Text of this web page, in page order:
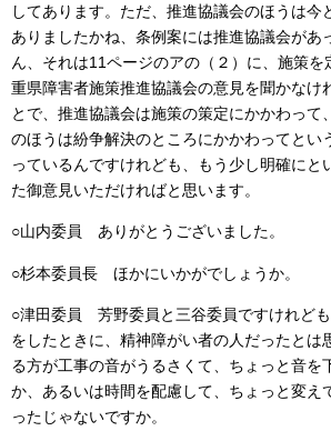
してあります。ただ、推進協議会のほうは今
ありましたかね、条例案には推進協議会があ
ん、それは11ページのアの（２）に、施策を
重県障害者施策推進協議会の意見を聞かなけ
とで、推進協議会は施策の策定にかかわって
のほうは紛争解決のところにかかわってとい
っているんですけれども、もう少し明確にと
た御意見いただければと思います。
○山内委員 ありがとうございました。
○杉本委員長 ほかにいかがでしょうか。
○津田委員 芳野委員と三谷委員ですけれど
をしたときに、精神障がい者の人だったとは
る方が工事の音がうるさくて、ちょっと音を
か、あるいは時間を配慮して、ちょっと変え
ったじゃないですか。